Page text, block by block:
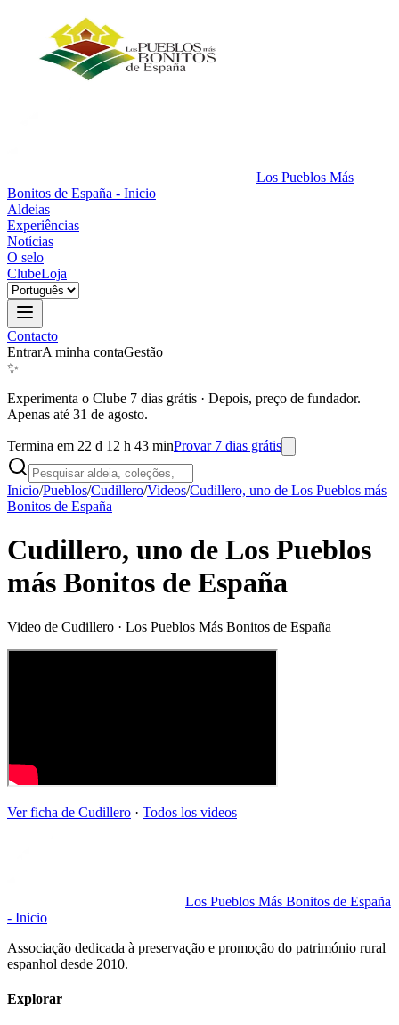
Los Pueblos Más
Bonitos de España - Inicio
Aldeias
Experiências
Notícias
O selo
ClubeLoja
Contacto
EntrarA minha contaGestão
✨
Experimenta o Clube 7 dias grátis · Depois, preço de fundador.
Apenas até 31 de agosto.
Termina em 22 d 12 h 43 minProvar 7 dias grátis
Inicio/Pueblos/Cudillero/Videos/Cudillero, uno de Los Pueblos más
Bonitos de España
Cudillero, uno de Los Pueblos
más Bonitos de España
Video de Cudillero · Los Pueblos Más Bonitos de España
Ver ficha de Cudillero · Todos los videos
Los Pueblos Más Bonitos de España
- Inicio
Associação dedicada à preservação e promoção do património rural
espanhol desde 2010.
Explorar